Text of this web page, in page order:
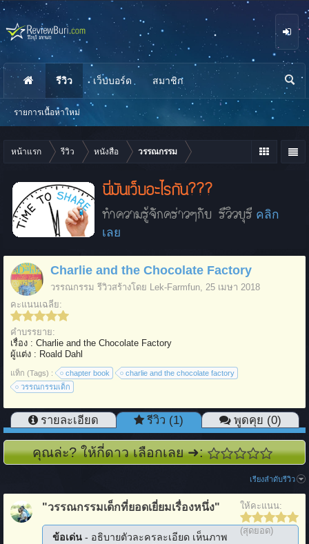
หน้าแรก รีวิว หนังสือ วรรณกรรม
นี่มันเว็บอะไรกัน???
ทำความรู้จักคร่าวๆกับ รีวิวบุรี คลิก
เลย
Charlie and the Chocolate Factory
วรรณกรรม รีวิวสร้างโดย Lek-Farmfun, 25 เมษา 2018
คะแนนเฉลี่ย:
คำบรรยาย:
เรื่อง : Charlie and the Chocolate Factory
ผู้แต่ง : Roald Dahl
แท็ก (Tags) : chapter book
charlie and the chocolate factory
วรรณกรรมเด็ก
รายละเอียด รีวิว (1) พูดคุย (0)
คุณล่ะ? ให้กี่ดาว เลือกเลย ➜:
เรียงลำดับรีวิว
ให้คะแนน:
(สุดยอด)
"วรรณกรรมเด็กที่ยอดเยี่ยมเรื่องหนึ่ง"
ข้อเด่น - อธิบายตัวละครละเอียด เห็นภาพ
รีวิว
รายการเนื้อหาใหม่
เว็บบอร์ด สมาชิก
นห
า